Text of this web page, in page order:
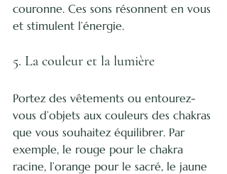
couronne. Ces sons résonnent en vous
et stimulent l’énergie.
5. La couleur et la lumière
Portez des vêtements ou entourez-
vous d’objets aux couleurs des chakras
que vous souhaitez équilibrer. Par
exemple, le rouge pour le chakra
racine, l’orange pour le sacré, le jaune